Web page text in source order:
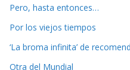
Pero, hasta entonces…
Por los viejos tiempos
‘La broma infinita’ de
Otra del Mundial